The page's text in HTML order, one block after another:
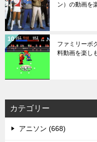
ン）の動画を
ファミリーボ
料動画を楽し
カテゴリー
アニソン (668)